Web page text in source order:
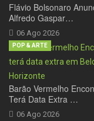
Flávio Bolsonaro
Alfredo Gaspar…
06 Ago 2026
Barão Vermelho
Terá Data Extra …
06 Ago 2026
POP & ARTE